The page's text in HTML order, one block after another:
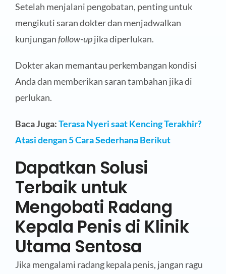
Setelah menjalani pengobatan, penting untuk
mengikuti saran dokter dan menjadwalkan
kunjunganfollow-upjika diperlukan.
Dokter akan memantau perkembangan kondisi
Anda dan memberikan saran tambahan jika di
perlukan.
Baca Juga:Terasa Nyeri saat Kencing Terakhir?
Atasi dengan 5 Cara Sederhana Berikut
Dapatkan Solusi
Terbaik untuk
Mengobati Radang
Kepala Penis di Klinik
Utama Sentosa
Jika mengalami radang kepala penis, jangan ragu